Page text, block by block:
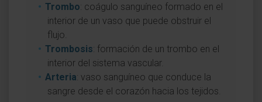
Trombo: coágulo sanguíneo formado en el
interior de un vaso que puede obstruir el
flujo.
Trombosis: formación de un trombo en el
interior del sistema vascular.
Arteria: vaso sanguíneo que conduce la
sangre desde el corazón hacia los tejidos.